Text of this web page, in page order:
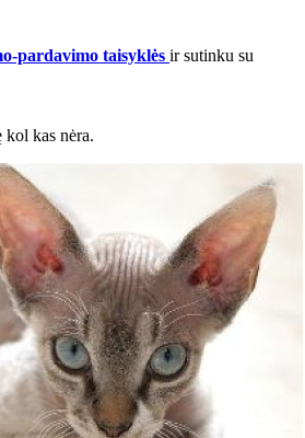
pardavimo taisyklės ir sutinku su
kol kas nėra.